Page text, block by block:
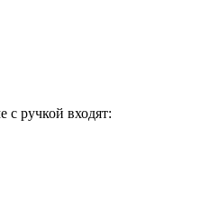
с ручкой входят: